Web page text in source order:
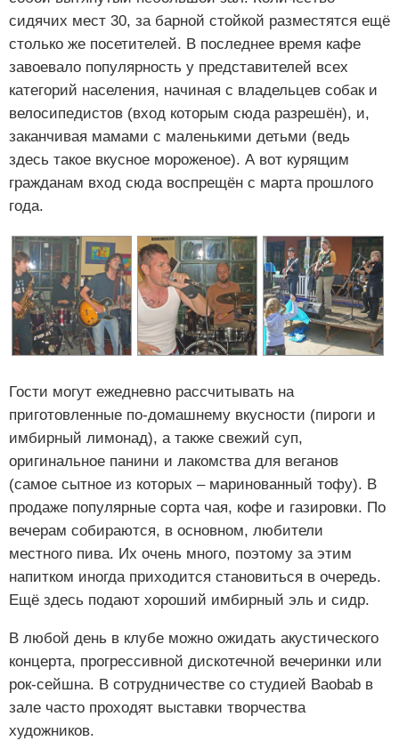
сидячих мест 30, за барной стойкой разместятся ещё
столько же посетителей. В последнее время кафе
завоевало популярность у представителей всех
категорий населения, начиная с владельцев собак и
велосипедистов (вход которым сюда разрешён), и,
заканчивая мамами с маленькими детьми (ведь
здесь такое вкусное мороженое). А вот курящим
гражданам вход сюда воспрещён с марта прошлого
года.
Гости могут ежедневно рассчитывать на
приготовленные по-домашнему вкусности (пироги и
имбирный лимонад), а также свежий суп,
оригинальное панини и лакомства для веганов
(самое сытное из которых – маринованный тофу). В
продаже популярные сорта чая, кофе и газировки. По
вечерам собираются, в основном, любители
местного пива. Их очень много, поэтому за этим
напитком иногда приходится становиться в очередь.
Ещё здесь подают хороший имбирный эль и сидр.
В любой день в клубе можно ожидать акустического
концерта, прогрессивной дискотечной вечеринки или
рок-сейшна. В сотрудничестве со студией Baobab в
зале часто проходят выставки творчества
художников.